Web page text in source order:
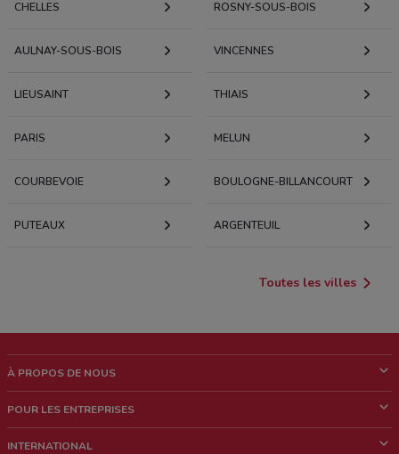
CHELLES ROSNY-SOUS-BOIS
AULNAY-SOUS-BOIS VINCENNES
LIEUSAINT THIAIS
PARIS MELUN
COURBEVOIE BOULOGNE-BILLANCOURT
PUTEAUX ARGENTEUIL
Toutes les villes
À PROPOS DE NOUS
News & Médias
POUR LES ENTREPRISES
INTERNATIONAL